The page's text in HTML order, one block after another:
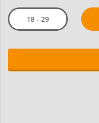
18 - 29